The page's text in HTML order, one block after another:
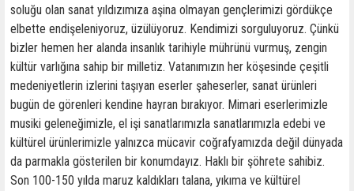
soluğu olan sanat yıldızımıza aşina olmayan gençlerimizi gördükçe
elbette endişeleniyoruz, üzülüyoruz. Kendimizi sorguluyoruz. Çünkü
bizler hemen her alanda insanlık tarihiyle mührünü vurmuş, zengin
kültür varlığına sahip bir milletiz. Vatanımızın her köşesinde çeşitli
medeniyetlerin izlerini taşıyan eserler şaheserler, sanat ürünleri
bugün de görenleri kendine hayran bırakıyor. Mimari eserlerimizle
musiki geleneğimizle, el işi sanatlarımızla sanatlarımızla edebi ve
kültürel ürünlerimizle yalnızca mücavir coğrafyamızda değil dünyada
da parmakla gösterilen bir konumdayız. Haklı bir şöhrete sahibiz.
Son 100-150 yılda maruz kaldıkları talana, yıkıma ve kültürel